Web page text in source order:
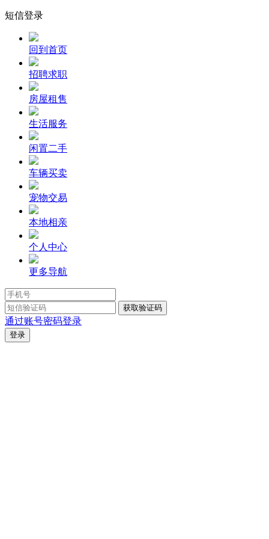
短信登录
回到首页
招聘求职
房屋租售
生活服务
闲置二手
车辆买卖
宠物交易
本地相亲
个人中心
更多导航
通过账号密码登录